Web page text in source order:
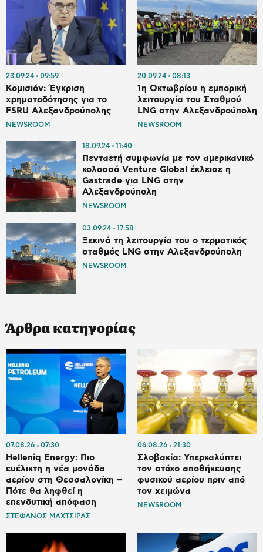
23.09.24 09:59
Κομισιόν: Έγκριση
χρηματοδότησης για το
FSRU Αλεξανδρούπολης
NEWSROOM
20.09.24 08:13
1η Οκτωβρίου η εμπορική
λειτουργία του Σταθμού
LNG στην Αλεξανδρούπολη
NEWSROOM
18.09.24 11:40
Πενταετή συμφωνία με τον αμερικανικό
κολοσσό Venture Global έκλεισε η
Gastrade για LNG στην
Αλεξανδρούπολη
NEWSROOM
03.09.24 17:58
Ξεκινά τη λειτουργία του ο τερματικός
σταθμός LNG στην Αλεξανδρούπολη
NEWSROOM
Άρθρα κατηγορίας
07.08.26 07:30
Helleniq Energy: Πιο
ευέλικτη η νέα μονάδα
αερίου στη Θεσσαλονίκη –
Πότε θα ληφθεί η
επενδυτική απόφαση
ΣΤΕΦΑΝΟΣ ΜΑΧΤΣΙΡΑΣ
06.08.26 21:30
Σλοβακία: Υπερκαλύπτει
τον στόχο αποθήκευσης
φυσικού αερίου πριν από
τον χειμώνα
NEWSROOM